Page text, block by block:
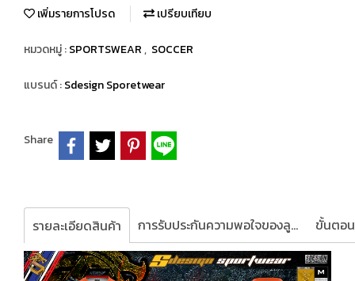
เพิ่มรายการโปรด เปรียบเทียบ
หมวดหมู่ :SPORTSWEAR, SOCCER
แบรนด์ :Sdesign Sporetwear
Share
รายละเอียดสินค้า การรับประกันความพอใจของลูกค้า